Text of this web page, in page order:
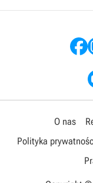
O nas
Polityka